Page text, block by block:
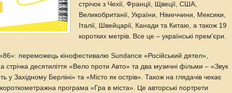
стрічок з Чехії, Франції, Щвеції, США,
Великобританії, України, Німеччини, Мексики,
Італії, Швейцарії, Канади та Китаю, а також 19
коротких метрів. Все це – українські прем'єри.
переможець кінофестивалю Sundance «Російський дятел»,
стрічка десятиліття «Вело проти Авто» та два музичні фільми – «Звук
у Західному Берліні» та «Місто як острів». Також на глядачів чекає
програма «Гра в міста». Це авторські портрети